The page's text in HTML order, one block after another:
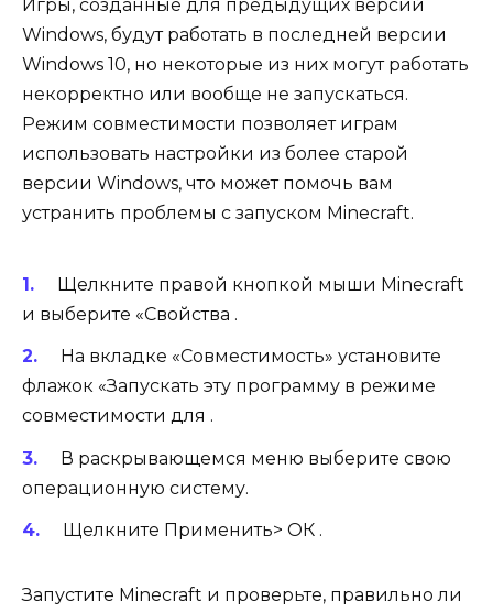
Игры, созданные для предыдущих версий
Windows, будут работать в последней версии
Windows 10, но некоторые из них могут работать
некорректно или вообще не запускаться.
Режим совместимости позволяет играм
использовать настройки из более старой
версии Windows, что может помочь вам
устранить проблемы с запуском Minecraft.
Щелкните правой кнопкой мыши Minecraft
и выберите «Свойства .
На вкладке «Совместимость» установите
флажок «Запускать эту программу в режиме
совместимости для .
В раскрывающемся меню выберите свою
операционную систему.
Щелкните Применить> ОК .
Запустите Minecraft и проверьте, правильно ли